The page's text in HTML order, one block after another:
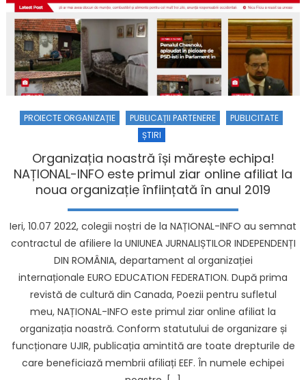
PROIECTE ORGANIZAȚIE PUBLICAȚII PARTENERE
PUBLICITATE
ȘTIRI
Organizația noastră își mărește echipa!
NAȚIONAL-INFO este primul ziar online afiliat la
noua organizație înființată în anul 2019
Ieri, 10.07 2022, colegii noștri de la NAȚIONAL-INFO au semnat
contractul de afiliere la UNIUNEA JURNALIȘTILOR INDEPENDENȚI
DIN ROMÂNIA, departament al organizației
internaționale EURO EDUCATION FEDERATION. După prima
revistă de cultură din Canada, Poezii pentru sufletul
meu, NAȚIONAL-INFO este primul ziar online afiliat la
organizația noastră. Conform statutului de organizare și
funcționare UJIR, publicația amintită are toate drepturile de
care beneficiază membrii afiliați EEF. În numele echipei